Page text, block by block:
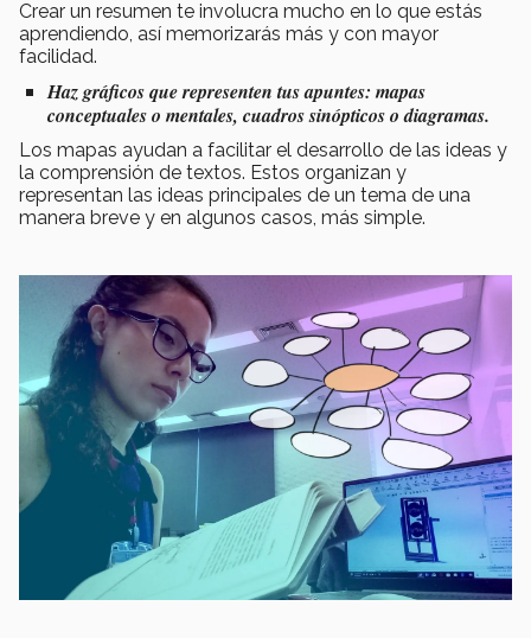
Crear un resumen te involucra mucho en lo que estás
aprendiendo, así memorizarás más y con mayor
facilidad.
Haz gráficos que representen tus apuntes: mapas
conceptuales o mentales, cuadros sinópticos o diagramas.
Los mapas ayudan a facilitar el desarrollo de las ideas y
la comprensión de textos. Estos organizan y
representan las ideas principales de un tema de una
manera breve y en algunos casos, más simple.